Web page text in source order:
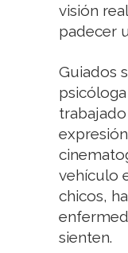
visión
padecer
Guiados
vehículo
chicos,
sienten.